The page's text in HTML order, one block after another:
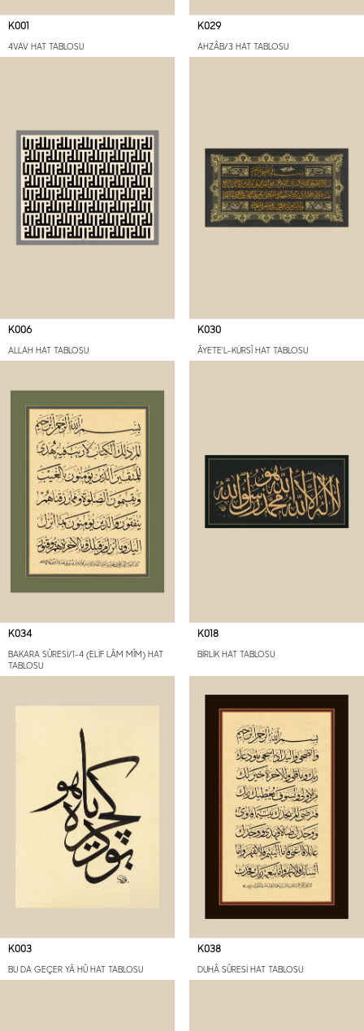
K001
4VAV HAT TABLOSU
K029
AHZÂB/3 HAT TABLOSU
K006
ALLAH HAT TABLOSU
K030
ÂYETE'L-KÜRSÎ HAT TABLOSU
K034
BAKARA SÛRESİ/1-4 (ELİF LÂM MÎM) HAT
TABLOSU
K018
BİRLİK HAT TABLOSU
K003
BU DA GEÇER YÂ HÛ HAT TABLOSU
K038
DUHÂ SÛRESİ HAT TABLOSU